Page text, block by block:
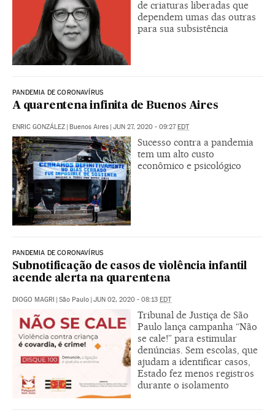
de criaturas liberadas que
dependem umas das outras
para sua subsistência
PANDEMIA DE CORONAVÍRUS
A quarentena infinita de Buenos Aires
ENRIC GONZÁLEZ | Buenos Aires | JUN 27, 2020 - 09:27EDT
Sucesso contra a pandemia
tem um alto custo
econômico e psicológico
PANDEMIA DE CORONAVÍRUS
Subnotificação de casos de violência infantil
acende alerta na quarentena
DIOGO MAGRI | São Paulo | JUN 02, 2020 - 08:13 EDT
Tribunal de Justiça de São
Paulo lança campanha “Não
se cale!” para estimular
denúncias. Sem escolas, que
ajudam a identificar casos,
Estado fez menos registros
durante o isolamento